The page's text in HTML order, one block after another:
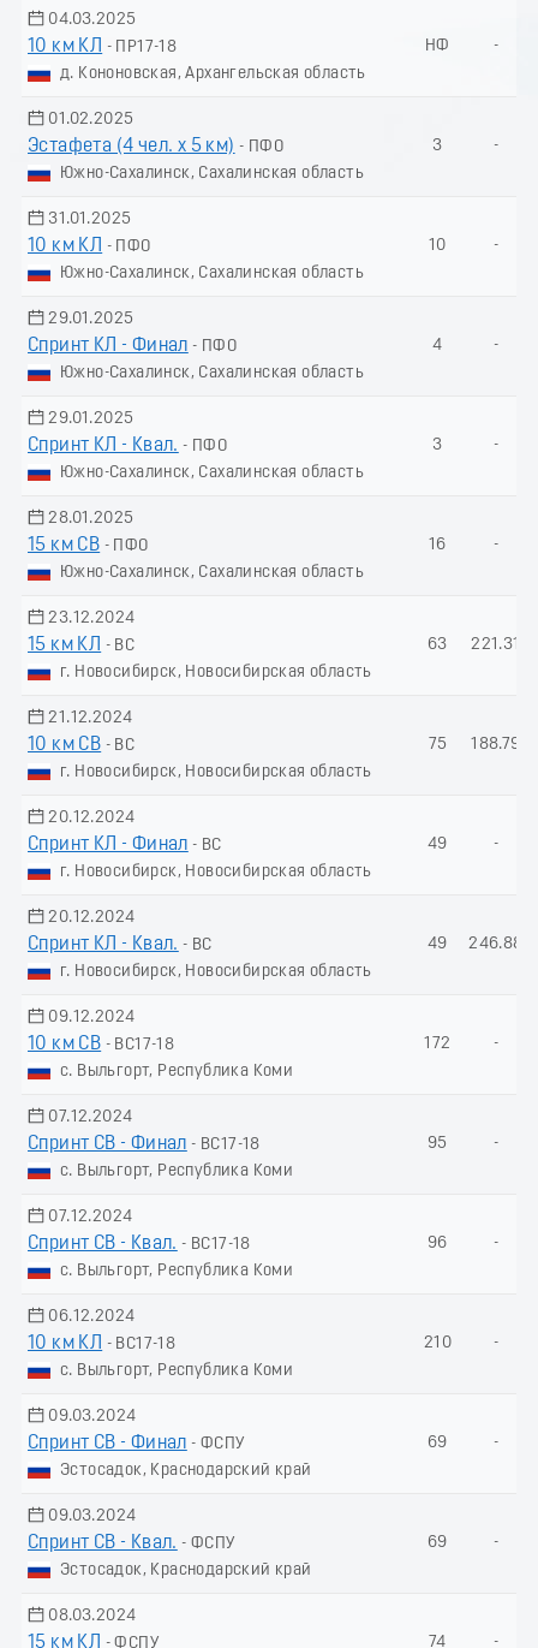
04.03.2025
10 км КЛ
- ПР17-18
д. Кононовская, Архангельская область
НФ -
01.02.2025
Эстафета (4 чел. х 5 км) - ПФО
Южно-Сахалинск, Сахалинская область
3 -
31.01.2025
10 км КЛ
- ПФО
Южно-Сахалинск, Сахалинская область
10 -
29.01.2025
Спринт КЛ - Финал - ПФО
Южно-Сахалинск, Сахалинская область
4 -
29.01.2025
Спринт КЛ - Квал. - ПФО
Южно-Сахалинск, Сахалинская область
3 -
28.01.2025
15 км СВ - ПФО
Южно-Сахалинск, Сахалинская область
16 -
23.12.2024
15 км КЛ
- ВС
г. Новосибирск, Новосибирская область
63 221.31
21.12.2024
10 км СВ - ВС
г. Новосибирск, Новосибирская область
75 188.79
20.12.2024
Спринт КЛ - Финал - ВС
г. Новосибирск, Новосибирская область
49 -
20.12.2024
Спринт КЛ - Квал. - ВС
г. Новосибирск, Новосибирская область
49 246.88
09.12.2024
10 км СВ - ВС17-18
с. Выльгорт, Республика Коми
172 -
07.12.2024
Спринт СВ - Финал - ВС17-18
с. Выльгорт, Республика Коми
95 -
07.12.2024
Спринт СВ - Квал. - ВС17-18
с. Выльгорт, Республика Коми
96 -
06.12.2024
10 км КЛ
- ВС17-18
с. Выльгорт, Республика Коми
210 -
09.03.2024
Спринт СВ - Финал - ФСПУ
Эстосадок, Краснодарский край
69 -
09.03.2024
Спринт СВ - Квал. - ФСПУ
Эстосадок, Краснодарский край
69 -
08.03.2024
15 км КЛ - ФСПУ 74 -